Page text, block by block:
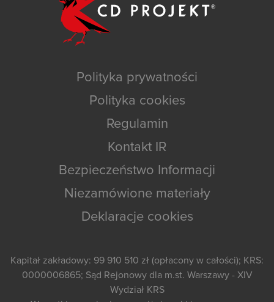
Polityka prywatności
Polityka cookies
Regulamin
Kontakt IR
Bezpieczeństwo Informacji
Niezamówione materiały
Deklaracje cookies
Kapitał zakładowy: 99 910 510 zł (opłacony w całości); KRS:
0000006865; Sąd Rejonowy dla m.st. Warszawy - XIV
Wydział KRS